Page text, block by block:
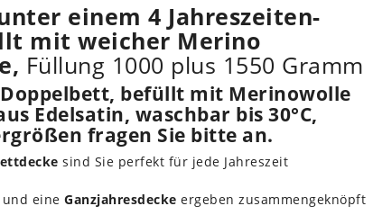
einem 4 Jahreszeiten-
mit weicher Merino
Füllung 1000 plus 1550 Gramm
befüllt mit Merinowolle
Edelsatin, waschbar bis 30°C,
fragen Sie bitte an.
sind Sie perfekt für jede Jahreszeit
und eine Ganzjahresdecke ergeben zusammengeknöpft